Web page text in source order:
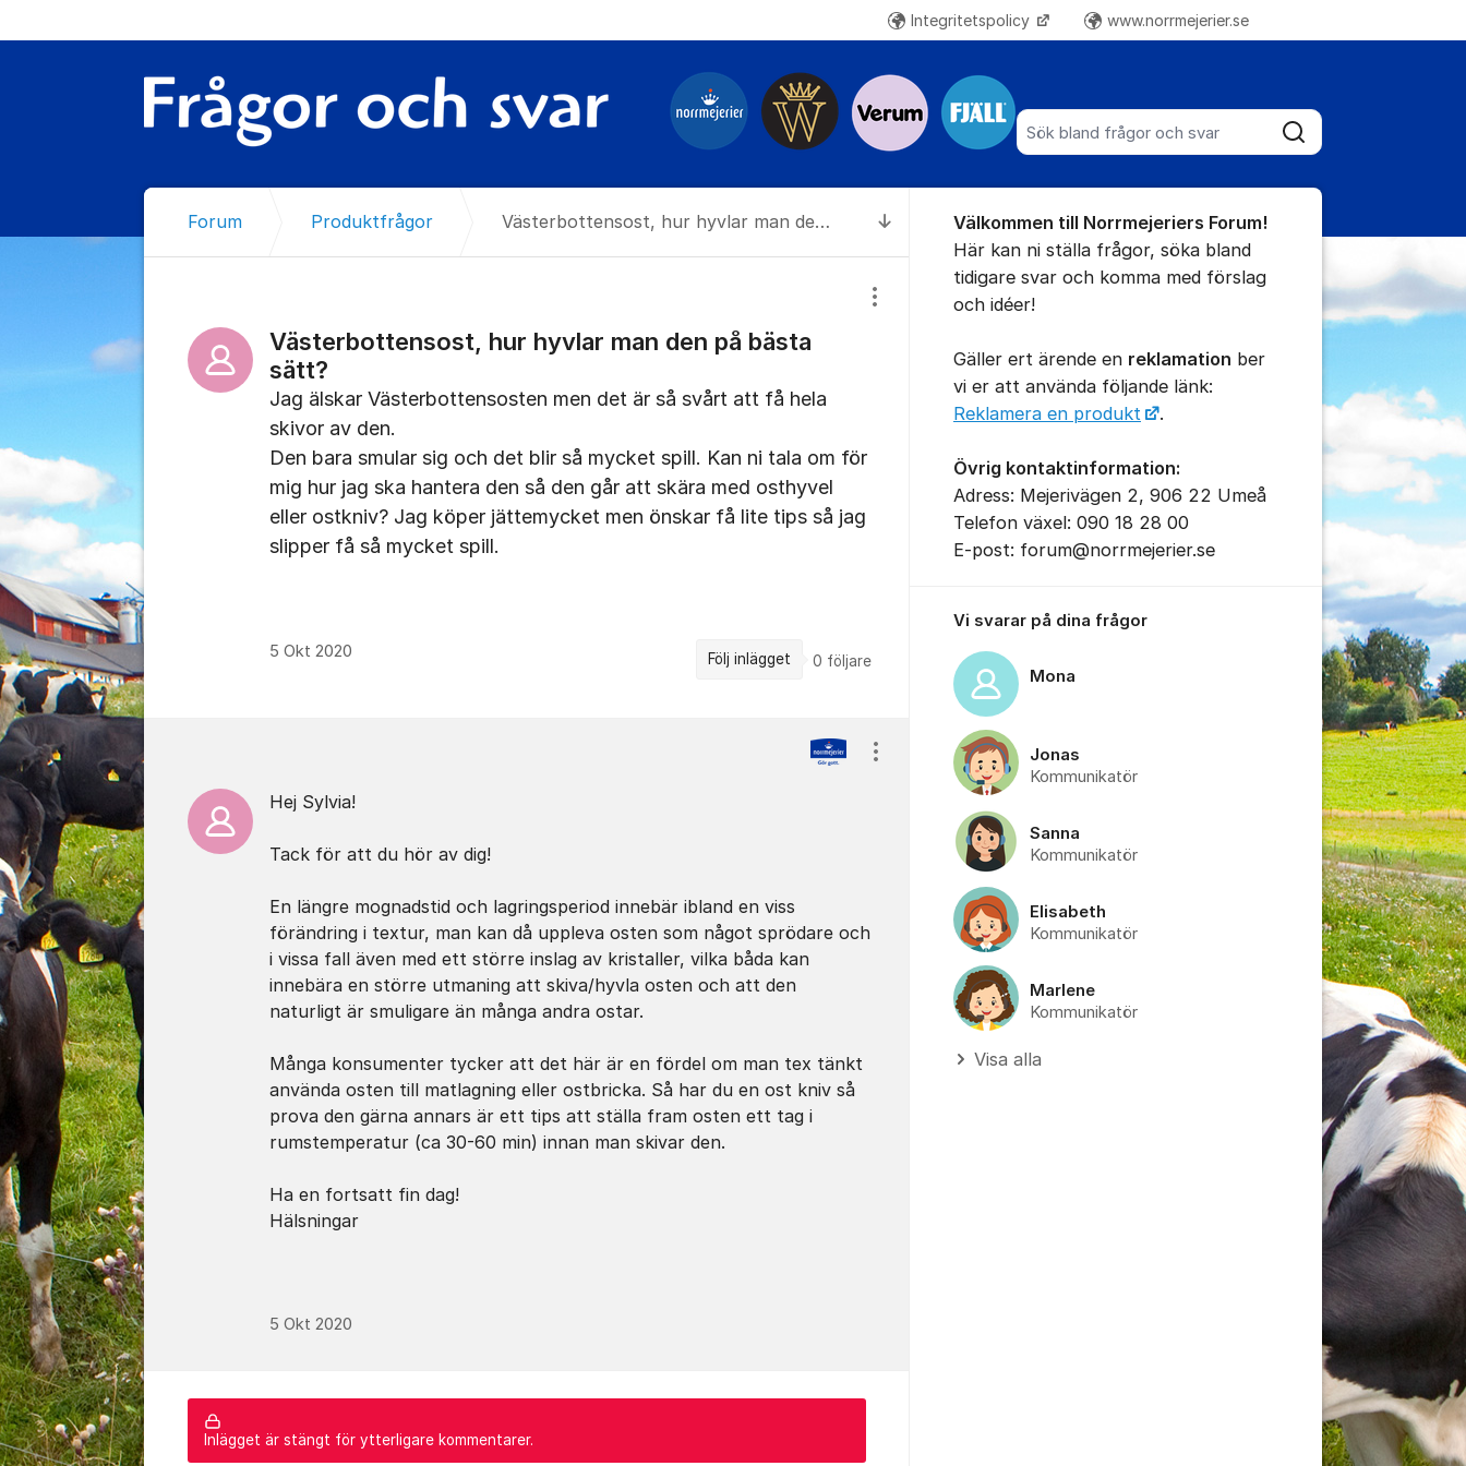
Sök bland alla inlägg
Sök
Integritetspolicy www.norrmejerier.seFler supportlänkar
Till senaste kommentaren
Forum Produktfrågor Västerbottensost, hur hyvlar man den på bästa sätt?
Västerbottensost, hur hyvlar man den på bästa
sätt?
Visa/dölj inställningar för inlägg/kommentar
Jag älskar Västerbottensosten men det är så svårt att få hela
skivor av den.
Den bara smular sig och det blir så mycket spill. Kan ni tala om för
mig hur jag ska hantera den så den går att skära med osthyvel
eller ostkniv? Jag köper jättemycket men önskar få lite tips så jag
slipper få så mycket spill.
5 Okt 2020 Följ inlägget 0 följare
Hej Sylvia!
Tack för att du hör av dig!
En längre mognadstid och lagringsperiod innebär ibland en viss
förändring i textur, man kan då uppleva osten som något sprödare och
i vissa fall även med ett större inslag av kristaller, vilka båda kan
innebära en större utmaning att skiva/hyvla osten och att den
naturligt är smuligare än många andra ostar.
Många konsumenter tycker att det här är en fördel om man tex tänkt
använda osten till matlagning eller ostbricka. Så har du en ost kniv så
prova den gärna annars är ett tips att ställa fram osten ett tag i
rumstemperatur (ca 30-60 min) innan man skivar den.
Ha en fortsatt fin dag!
Hälsningar
5 Okt 2020
Visa/dölj inställningar för inlägg/kommentar
Inlägget är stängt för ytterligare kommentarer.
Välkommen till Norrmejeriers Forum!
Här kan ni ställa frågor, söka bland
tidigare svar och komma med förslag
och idéer!
Gäller ert ärende en reklamation ber
vi er att använda följande länk:
Reklamera en produkt
.
Övrig kontaktinformation:
Adress: Mejerivägen 2, 906 22 Umeå
Telefon växel: 090 18 28 00
E-post: forum@norrmejerier.se
Vi svarar på dina frågor
Mona
Jonas
Kommunikatör
Sanna
Kommunikatör
Elisabeth
Kommunikatör
Marlene
Kommunikatör
Visa alla